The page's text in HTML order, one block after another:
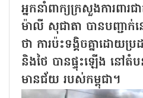
អ្នកនាំពាក្យក្រសួងការពា
ម៉ាលី សុជាតា បានបញ្ជាក់ន
ថា ការប៉ះទង្គិចគ្នាដោយប្រ
និងថៃ បានផ្ទុះឡើង នៅតំបន់
មានជ័យ របស់កម្ពុជា។